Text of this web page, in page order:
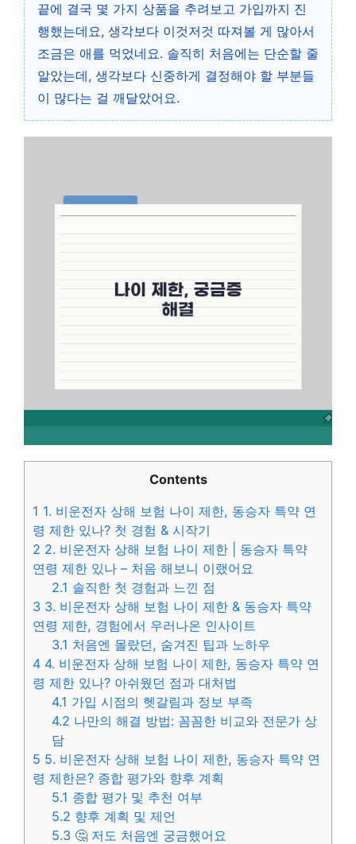
끝에 결국 몇 가지 상품을 추려보고 가입까지 진
행했는데요, 생각보다 이것저것 따져볼 게 많아서
조금은 애를 먹었네요. 솔직히 처음에는 단순할 줄
알았는데, 생각보다 신중하게 결정해야 할 부분들
이 많다는 걸 깨달았어요.
Contents
1 1. 비운전자 상해 보험 나이 제한, 동승자 특약 연
령 제한 있나? 첫 경험 & 시작기
2 2. 비운전자 상해 보험 나이 제한 | 동승자 특약
연령 제한 있나 – 처음 해보니 이랬어요
2.1 솔직한 첫 경험과 느낀 점
3 3. 비운전자 상해 보험 나이 제한 & 동승자 특약
연령 제한, 경험에서 우러나온 인사이트
3.1 처음엔 몰랐던, 숨겨진 팁과 노하우
4 4. 비운전자 상해 보험 나이 제한, 동승자 특약 연
령 제한 있나? 아쉬웠던 점과 대처법
4.1 가입 시점의 헷갈림과 정보 부족
4.2 나만의 해결 방법: 꼼꼼한 비교와 전문가 상
담
5 5. 비운전자 상해 보험 나이 제한, 동승자 특약 연
령 제한은? 종합 평가와 향후 계획
5.1 종합 평가 및 추천 여부
5.2 향후 계획 및 제언
5.3 🤔 저도 처음엔 궁금했어요